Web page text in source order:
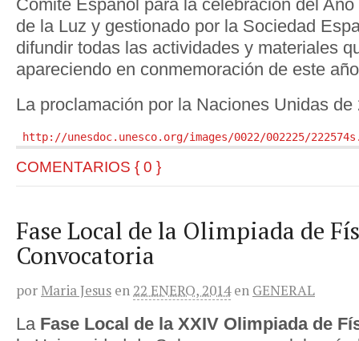
Comité Español para la celebración del
de la Luz y gestionado por la Sociedad
difundir todas las actividades y materiales
apareciendo en conmemoración de este
La proclamación por la Naciones Unidas de
http://unesdoc.unesco.org/images/0022/002225/
COMENTARIOS { 0 }
Fase Local de la Olimpiada de
Convocatoria
por Maria Jesus en 22 ENERO, 2014 en GENERAL
LaFase Local de la XXIV Olimpiada de